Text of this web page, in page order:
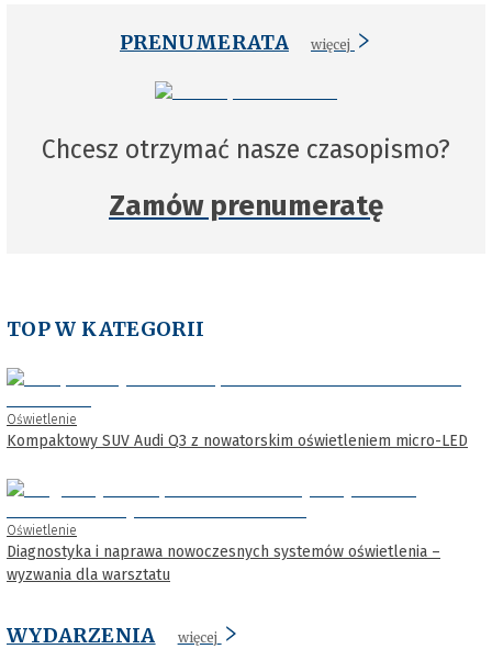
PRENUMERATA więcej
Chcesz otrzymać nasze czasopismo?
Zamów prenumeratę
TOP W KATEGORII
Oświetlenie
Kompaktowy SUV Audi Q3 z nowatorskim oświetleniem micro-LED
Oświetlenie
Diagnostyka i naprawa nowoczesnych systemów oświetlenia –
wyzwania dla warsztatu
WYDARZENIA więcej